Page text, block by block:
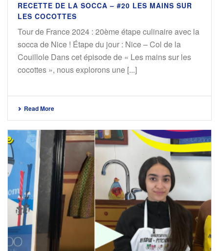
RECETTE DE LA SOCCA – #20 LES MAINS SUR
LES COCOTTES
Tour de France 2024 : 20ème étape culinaire avec la
socca de Nice ! Étape du jour : Nice – Col de la
Couillole Dans cet épisode de « Les mains sur les
cocottes », nous explorons une [...]
Read More